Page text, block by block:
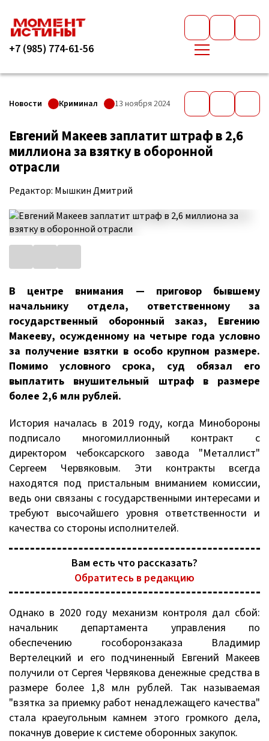
+7 (985) 774-61-56
Новости Криминал 13 ноября 2024
Евгений Макеев заплатит штраф в 2,6
миллиона за взятку в оборонной
отрасли
Редактор: Мышкин Дмитрий
В центре внимания — приговор бывшему
начальнику отдела, ответственному за
государственный оборонный заказ, Евгению
Макееву, осужденному на четыре года условно
за получение взятки в особо крупном размере.
Помимо условного срока, суд обязал его
выплатить внушительный штраф в размере
более 2,6 млн рублей.
История началась в 2019 году, когда Минобороны
подписало многомиллионный контракт с
директором чебоксарского завода "Металлист"
Сергеем Червяковым. Эти контракты всегда
находятся под пристальным вниманием комиссии,
ведь они связаны с государственными интересами и
требуют высочайшего уровня ответственности и
качества со стороны исполнителей.
Однако в 2020 году механизм контроля дал сбой:
начальник департамента управления по
обеспечению гособоронзаказа Владимир
Вертелецкий и его подчиненный Евгений Макеев
получили от Сергея Червякова денежные средства в
размере более 1,8 млн рублей. Так называемая
"взятка за приемку работ ненадлежащего качества"
стала краеугольным камнем этого громкого дела,
покачнув доверие к системе оборонных закупок.
Вам есть что рассказать?
Обратитесь в редакцию